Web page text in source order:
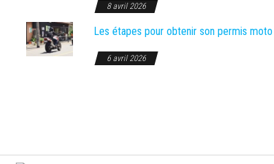
8 avril 2026
Les étapes pour obtenir son permis moto
6 avril 2026